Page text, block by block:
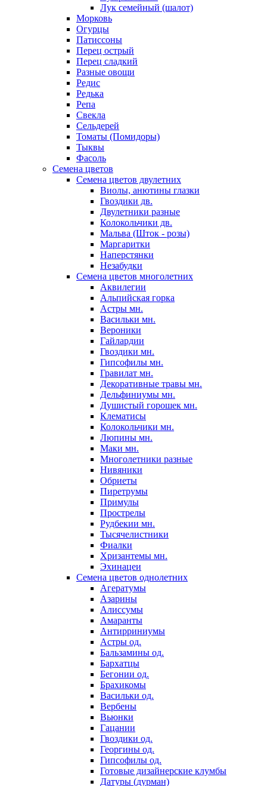
Лук семейный (шалот)
Морковь
Огурцы
Патиссоны
Перец острый
Перец сладкий
Разные овощи
Редис
Редька
Репа
Свекла
Сельдерей
Томаты (Помидоры)
Тыквы
Фасоль
Семена цветов
Семена цветов двулетних
Виолы, анютины глазки
Гвоздики дв.
Двулетники разные
Колокольчики дв.
Мальва (Шток - розы)
Маргаритки
Наперстянки
Незабудки
Семена цветов многолетних
Аквилегии
Альпийская горка
Астры мн.
Васильки мн.
Вероники
Гайлардии
Гвоздики мн.
Гипсофилы мн.
Гравилат мн.
Декоративные травы мн.
Дельфиниумы мн.
Душистый горошек мн.
Клематисы
Колокольчики мн.
Люпины мн.
Маки мн.
Многолетники разные
Нивяники
Обриеты
Пиретрумы
Примулы
Прострелы
Рудбекии мн.
Тысячелистники
Фиалки
Хризантемы мн.
Эхинацеи
Семена цветов однолетних
Агератумы
Азарины
Алиссумы
Амаранты
Антирриниумы
Астры од.
Бальзамины од.
Бархатцы
Бегонии од.
Брахикомы
Васильки од.
Вербены
Вьюнки
Гацании
Гвоздики од.
Георгины од.
Гипсофилы од.
Готовые дизайнерские клумбы
Датуры (дурман)